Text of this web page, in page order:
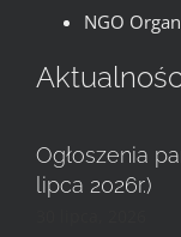
NGO
Ogłoszenia
lipca 2026r.)